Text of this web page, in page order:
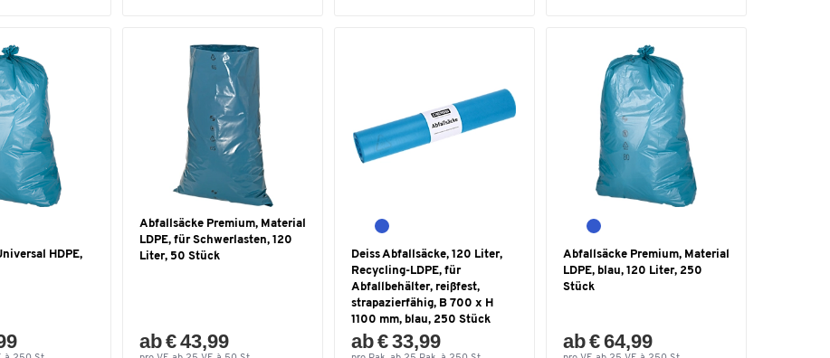
HDPE,
Abfallsäcke Premium, Material
LDPE, für Schwerlasten, 120
Liter, 50 Stück
ab € 43,99
Deiss Abfallsäcke, 120 Liter,
Recycling-LDPE, für
Abfallbehälter, reißfest,
strapazierfähig, B 700 x H
1100 mm, blau, 250 Stück
ab € 33,99
Abfallsäcke Premium, Material
LDPE, blau, 120 Liter, 250
Stück
ab € 64,99